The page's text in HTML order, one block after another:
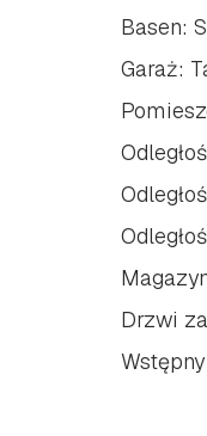
Basen:
Garaż:
Drzwi